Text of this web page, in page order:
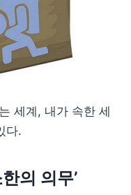
세계, 내가 속한 세
다.
의 의무’